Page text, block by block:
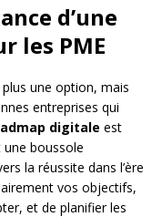
d’une
les PME
plus une option, mais
entreprises qui
digitale est
une boussole
la réussite dans l’ère
vos objectifs,
et de planifier les